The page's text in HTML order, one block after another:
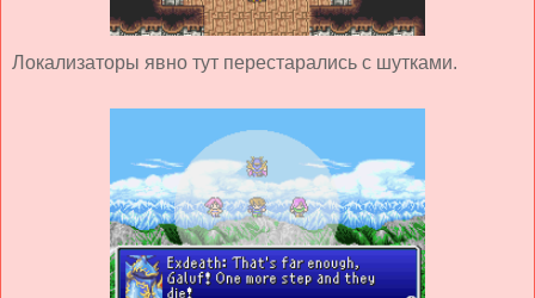
Локализаторы явно тут перестарались с шутками.